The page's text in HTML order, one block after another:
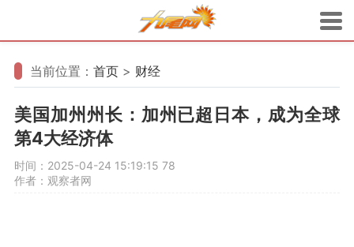
当前位置： 首页 > 财经
美国加州州长：加州已超日本，成为全球
第4大经济体
时间：2025-04-24 15:19:15 78
作者：观察者网